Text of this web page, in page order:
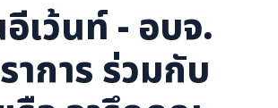
เว้นท์ - อบจ.
าการ ร่วมกับ